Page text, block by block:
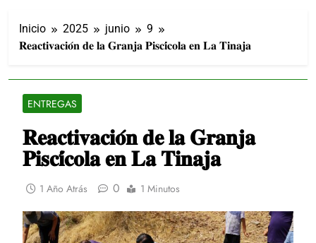
Inicio 2025 junio
9
𝐑𝐞𝐚𝐜𝐭𝐢𝐯𝐚𝐜𝐢𝐨́𝐧 𝐝𝐞 𝐥𝐚 𝐆𝐫𝐚𝐧𝐣𝐚 𝐏𝐢𝐬𝐜𝐢́𝐜𝐨𝐥𝐚 𝐞𝐧 𝐋𝐚 𝐓𝐢𝐧𝐚𝐣𝐚
ENTREGAS
𝐑𝐞𝐚𝐜𝐭𝐢𝐯𝐚𝐜𝐢𝐨́𝐧 𝐝𝐞 𝐥𝐚 𝐆𝐫𝐚𝐧𝐣𝐚
𝐏𝐢𝐬𝐜𝐢́𝐜𝐨𝐥𝐚 𝐞𝐧 𝐋𝐚 𝐓𝐢𝐧𝐚𝐣𝐚
1 Año Atrás 0 1 Minutos